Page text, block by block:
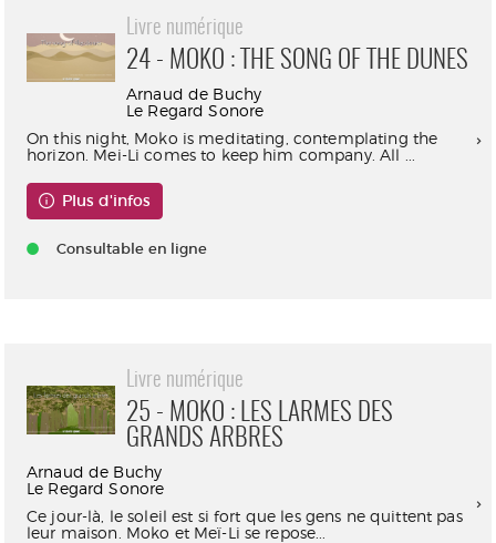
Livre numérique
24 - MOKO : THE SONG OF THE DUNES
Arnaud de Buchy
Le Regard Sonore
On this night, Moko is meditating, contemplating the
horizon. Mei-Li comes to keep him company. All ...
Plus d'infos
Consultable en ligne
Livre numérique
25 - MOKO : LES LARMES DES
GRANDS ARBRES
Arnaud de Buchy
Le Regard Sonore
Ce jour-là, le soleil est si fort que les gens ne quittent pas
leur maison. Moko et Meï-Li se repose...